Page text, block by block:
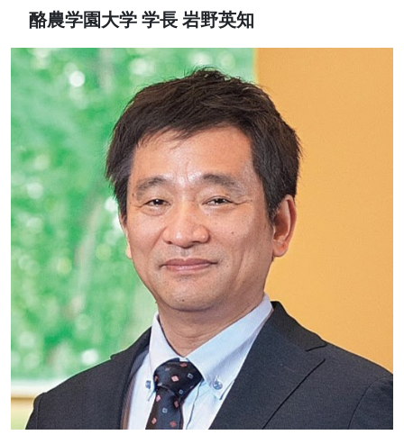
酪農学園大学 学長 岩野英知